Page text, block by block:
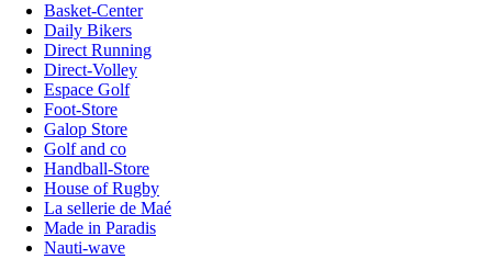
Basket-Center
Daily Bikers
Direct Running
Direct-Volley
Espace Golf
Foot-Store
Galop Store
Golf and co
Handball-Store
House of Rugby
La sellerie de Maé
Made in Paradis
Nauti-wave